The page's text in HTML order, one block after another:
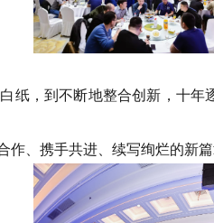
纸，到不断地整合创新，十
、携手共进、续写绚烂的新篇